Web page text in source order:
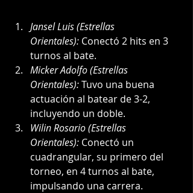
Jansel Luis (Estrellas
Orientales): Conectó 2 hits en 3
turnos al bate.
Micker Adolfo (Estrellas
Orientales): Tuvo una buena
actuación al batear de 3-2,
incluyendo un doble.
Wilin Rosario (Estrellas
Orientales): Conectó un
cuadrangular, su primero del
torneo, en 4 turnos al bate,
impulsando una carrera.